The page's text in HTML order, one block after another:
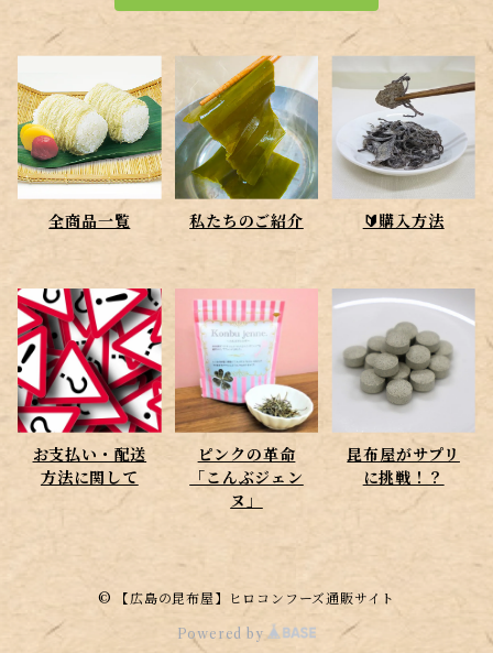
全商品一覧 私たちのご紹介 🔰購入方法
お支払い・配送
方法に関して
ピンクの革命
「こんぶジェン
ヌ」
昆布屋がサプリ
に挑戦！？
© 【広島の昆布屋】ヒロコンフーズ通販サイト
Powered by